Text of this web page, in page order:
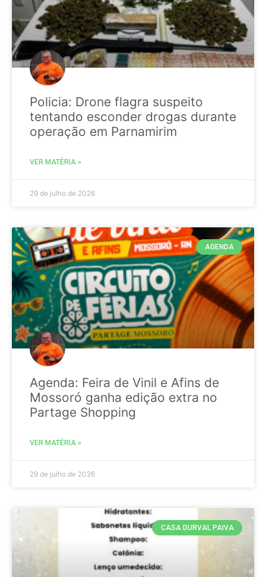
Policia: Drone flagra suspeito
tentando esconder drogas durante
operação em Parnamirim
VER MATÉRIA »
29 de julho de 2026
AGENDA
Agenda: Feira de Vinil e Afins de
Mossoró ganha edição extra no
Partage Shopping
VER MATÉRIA »
29 de julho de 2026
CASA DURVAL PAIVA